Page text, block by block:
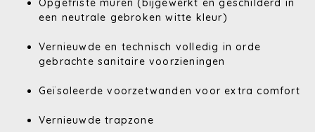
Opgefriste muren (bijgewerkt en geschilderd in
een neutrale gebroken witte kleur)
Vernieuwde en technisch volledig in orde
gebrachte sanitaire voorzieningen
Geïsoleerde voorzetwanden voor extra comfort
Vernieuwde trapzone